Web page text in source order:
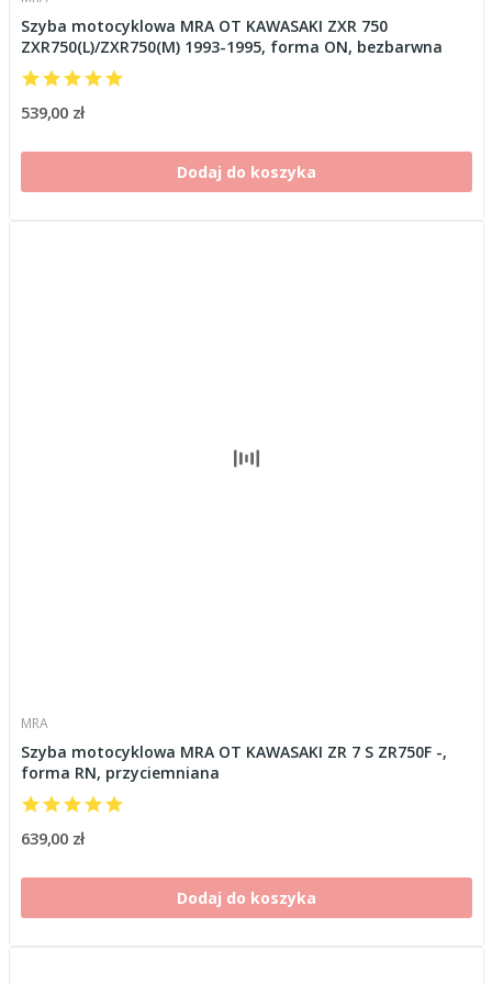
Szyba motocyklowa MRA OT KAWASAKI ZXR 750
ZXR750(L)/ZXR750(M) 1993-1995, forma ON, bezbarwna
539,00 zł
Dodaj do koszyka
MRA
Szyba motocyklowa MRA OT KAWASAKI ZR 7 S ZR750F -,
forma RN, przyciemniana
639,00 zł
Dodaj do koszyka